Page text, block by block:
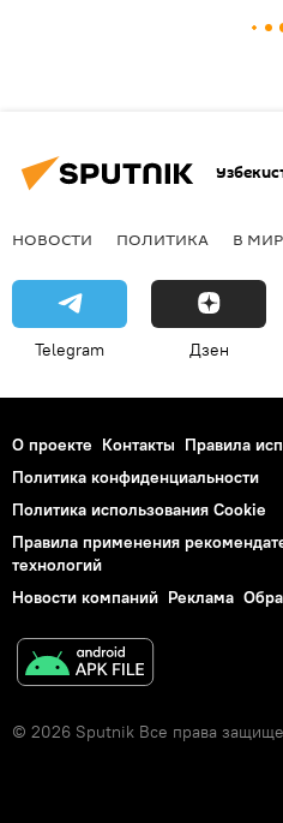
НОВОСТИ ПОЛИТИКА В
Telegram Дзен
О проекте Контакты Правила
Политика конфиденциальности
Политика использования Cookie
Правила применения
технологий
Новости компаний Реклама
© 2026 Sputnik Все права